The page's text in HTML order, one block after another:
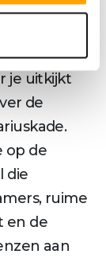
je uitkijkt
de
op de
die
ruime
en de
aan